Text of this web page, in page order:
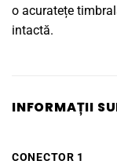
o acuratețe
intactă.
INFORMAȚII
CONECTOR 1